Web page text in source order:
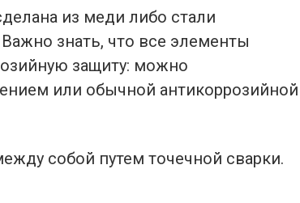
из меди либо стали
знать, что все элементы
защиту: можно
или обычной антикоррозийной
собой путем точечной сварки.